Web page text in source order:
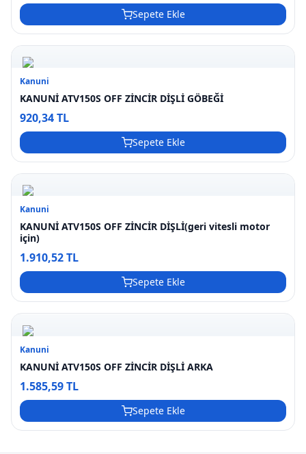
Sepete Ekle
Kanuni
KANUNİ ATV150S OFF ZİNCİR DİŞLİ GÖBEĞİ
920,34 TL
Sepete Ekle
Kanuni
KANUNİ ATV150S OFF ZİNCİR DİŞLİ(geri vitesli motor
için)
1.910,52 TL
Sepete Ekle
Kanuni
KANUNİ ATV150S OFF ZİNCİR DİŞLİ ARKA
1.585,59 TL
Sepete Ekle